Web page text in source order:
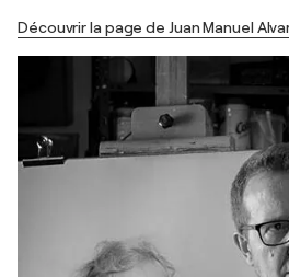
Découvrir la page de Juan Manuel